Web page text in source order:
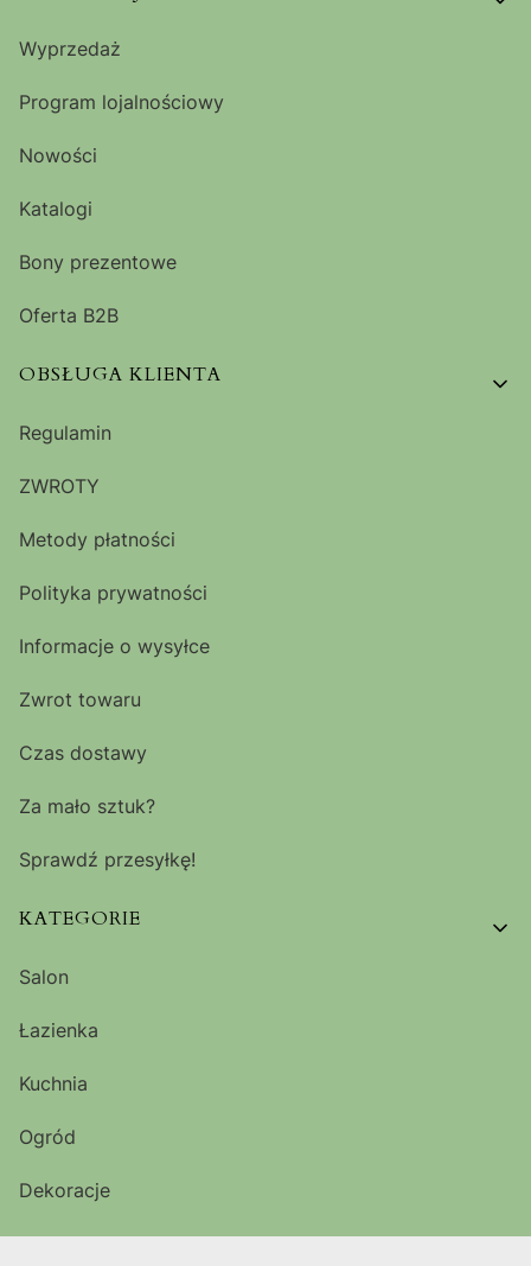
Wyprzedaż
Program lojalnościowy
Nowości
Katalogi
Bony prezentowe
Oferta B2B
OBSŁUGA KLIENTA
Regulamin
ZWROTY
Metody płatności
Polityka prywatności
Informacje o wysyłce
Zwrot towaru
Czas dostawy
Za mało sztuk?
Sprawdź przesyłkę!
KATEGORIE
Salon
Łazienka
Kuchnia
Ogród
Dekoracje